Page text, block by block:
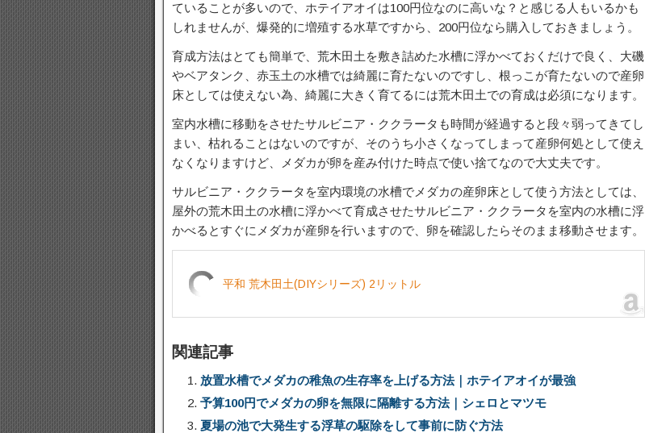
ていることが多いので、ホテイアオイは100円位なのに高いな？と感じる人もいるかも
しれませんが、爆発的に増殖する水草ですから、200円位なら購入しておきましょう。
育成方法はとても簡単で、荒木田土を敷き詰めた水槽に浮かべておくだけで良く、大磯
やベアタンク、赤玉土の水槽では綺麗に育たないのですし、根っこが育たないので産卵
床としては使えない為、綺麗に大きく育てるには荒木田土での育成は必須になります。
室内水槽に移動をさせたサルビニア・ククラータも時間が経過すると段々弱ってきてし
まい、枯れることはないのですが、そのうち小さくなってしまって産卵何処として使え
なくなりますけど、メダカが卵を産み付けた時点で使い捨てなので大丈夫です。
サルビニア・ククラータを室内環境の水槽でメダカの産卵床として使う方法としては、
屋外の荒木田土の水槽に浮かべて育成させたサルビニア・ククラータを室内の水槽に浮
かべるとすぐにメダカが産卵を行いますので、卵を確認したらそのまま移動させます。
平和 荒木田土(DIYシリーズ) 2リットル
関連記事
放置水槽でメダカの稚魚の生存率を上げる方法｜ホテイアオイが最強
予算100円でメダカの卵を無限に隔離する方法｜シェロとマツモ
夏場の池で大発生する浮草の駆除をして事前に防ぐ方法